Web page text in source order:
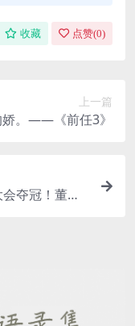
收藏 点赞(0)
上一篇
。——《前任3》
夺冠！董卿